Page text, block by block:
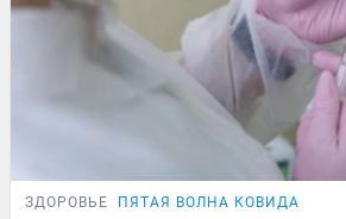
ЗДОРОВЬЕ ПЯТАЯ ВОЛНА КОВИДА